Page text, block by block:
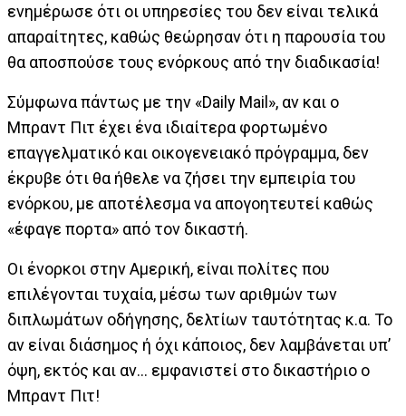
ενημέρωσε ότι οι υπηρεσίες του δεν είναι τελικά
απαραίτητες, καθώς θεώρησαν ότι η παρουσία του
θα αποσπούσε τους ενόρκους από την διαδικασία!
Σύμφωνα πάντως με την «Daily Mail», αν και ο
Μπραντ Πιτ έχει ένα ιδιαίτερα φορτωμένο
επαγγελματικό και οικογενειακό πρόγραμμα, δεν
έκρυβε ότι θα ήθελε να ζήσει την εμπειρία του
ενόρκου, με αποτέλεσμα να απογοητευτεί καθώς
«έφαγε πορτα» από τον δικαστή.
Οι ένορκοι στην Αμερική, είναι πολίτες που
επιλέγονται τυχαία, μέσω των αριθμών των
διπλωμάτων οδήγησης, δελτίων ταυτότητας κ.α. Το
αν είναι διάσημος ή όχι κάποιος, δεν λαμβάνεται υπ’
όψη, εκτός και αν… εμφανιστεί στο δικαστήριο ο
Μπραντ Πιτ!